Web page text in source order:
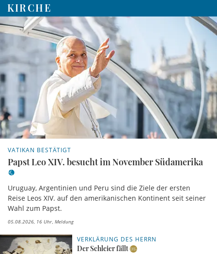
KIRCHE
VATIKAN BESTÄTIGT
Papst Leo XIV. besucht im November Südamerika
Uruguay, Argentinien und Peru sind die Ziele der ersten
Reise Leos XIV. auf den amerikanischen Kontinent seit seiner
Wahl zum Papst.
05.08.2026, 16 Uhr Meldung
VERKLÄRUNG DES HERRN
Der Schleier fällt